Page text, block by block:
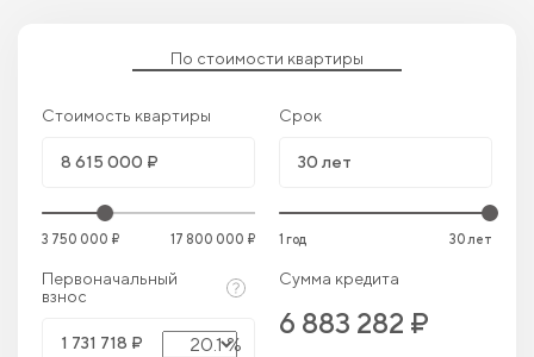
По стоимости квартиры
Стоимость квартиры
3 750 000 ₽ 17 800 000 ₽
Срок
1 год 30 лет
Первоначальный
взнос
20.1 %
Сумма кредита
6 883 282 ₽